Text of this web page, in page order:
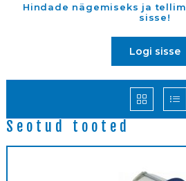
Hindade nägemiseks ja
sisse!
Logi sisse
Seotud tooted